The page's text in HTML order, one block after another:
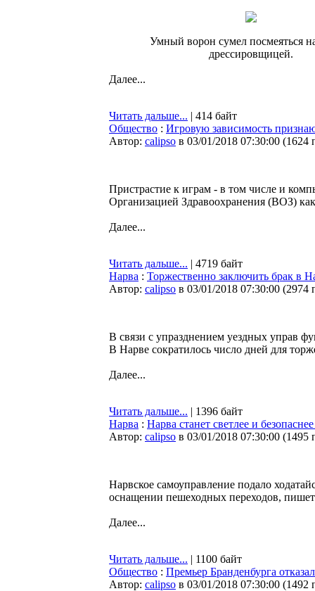
Умный ворон сумел посмеяться
дрессировщицей.
Далее...
Читать дальше... | 414 байт
Общество : Игровую зависимость
Автор: calipso в 03/01/2018 07:30:00 (1624
Пристрастие к играм - в том числе и
Организацией Здравоохранения (ВОЗ)
Далее...
Читать дальше... | 4719 байт
Нарва : Торжественно заключить брак в
Автор: calipso в 03/01/2018 07:30:00 (2974
В связи с упразднением уездных управ
В Нарве сократилось число дней для
Далее...
Читать дальше... | 1396 байт
Нарва : Нарва станет светлее и
Автор: calipso в 03/01/2018 07:30:00 (1495
Нарвское самоуправление подало
оснащении пешеходных переходов,
Далее...
Читать дальше... | 1100 байт
Общество : Премьер Бранденбурга
Автор: calipso в 03/01/2018 07:30:00 (1492